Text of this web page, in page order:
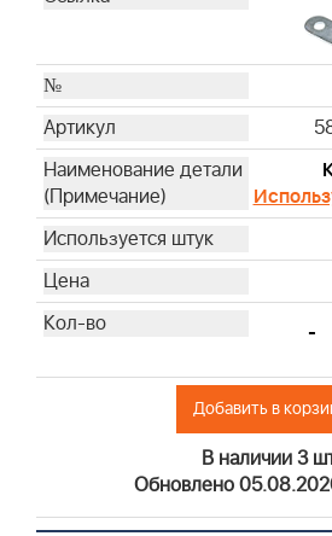
-
Добавить в
В наличии 3
Обновлено